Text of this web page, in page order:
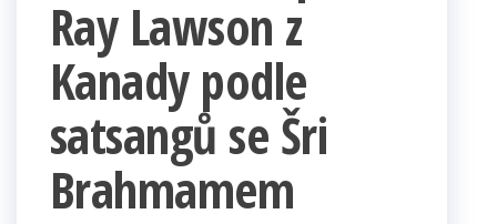
Ray Lawson z
Kanady podle
satsangů se Šri
Brahmamem